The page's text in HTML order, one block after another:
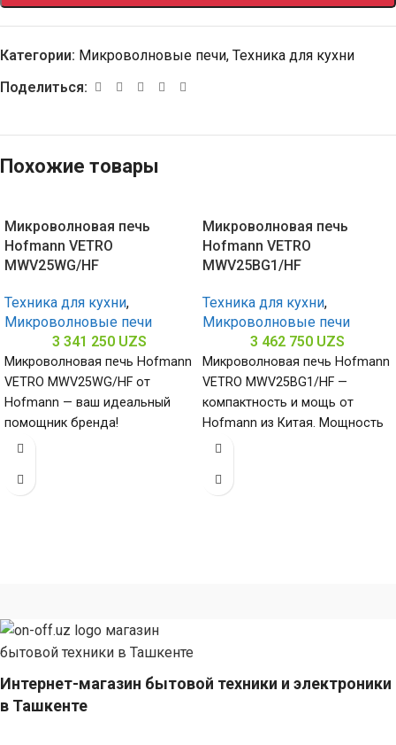
Категории: Микроволновые печи, Техника для кухни
Поделиться:
Похожие товары
Микроволновая печь
Hofmann VETRO
MWV25WG/HF
Техника для кухни,
Микроволновые печи
3 341 250 UZS
Микроволновая печь Hofmann
VETRO MWV25WG/HF от
Hofmann — ваш идеальный
помощник бренда!
Потребляемая мощность
литров
Микроволновая печь
Hofmann VETRO
MWV25BG1/HF
Техника для кухни,
Микроволновые печи
3 462 750 UZS
Микроволновая печь Hofmann
VETRO MWV25BG1/HF —
компактность и мощь от
Hofmann из Китая. Мощность
1450, объем 25 литров,
Интернет-магазин бытовой техники и электроники
в Ташкенте